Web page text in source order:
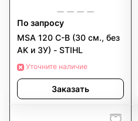
По запросу
MSA 120 C-B (30 см., без
AK и ЗУ) - STIHL
Уточните наличие
Заказать